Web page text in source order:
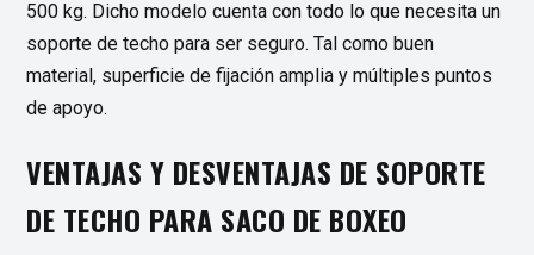
500 kg. Dicho modelo cuenta con todo lo que necesita un
soporte de techo para ser seguro. Tal como buen
material, superficie de fijación amplia y múltiples puntos
de apoyo.
VENTAJAS Y DESVENTAJAS DE SOPORTE
DE TECHO PARA SACO DE BOXEO